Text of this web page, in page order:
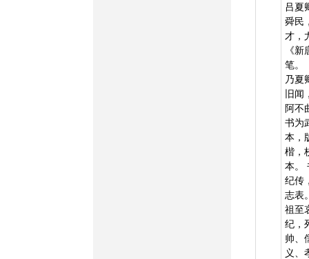
吕夏
舜民
才，
《
笔。
乃夏
旧闻
阿不
书为
本，
楷，
本。
纪传
志表
祖至
纪，
帅、
义、